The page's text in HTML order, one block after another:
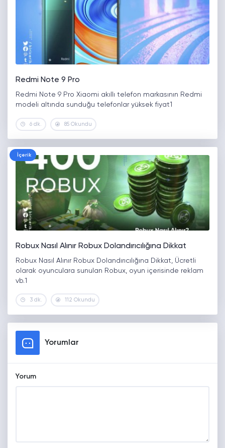
Redmi Note 9 Pro
Redmi Note 9 Pro Xiaomi akıllı telefon markasının Redmi
modeli altında sunduğu telefonlar yüksek fiyat1
6 dk. 85 Okundu
İçerik
Robux Nasıl Alınır Robux Dolandırıcılığına Dikkat
Robux Nasıl Alınır Robux Dolandırıcılığına Dikkat, Ücretli
olarak oyunculara sunulan Robux, oyun içerisinde reklam
vb.1
3 dk. 112 Okundu
Yorumlar
Yorum